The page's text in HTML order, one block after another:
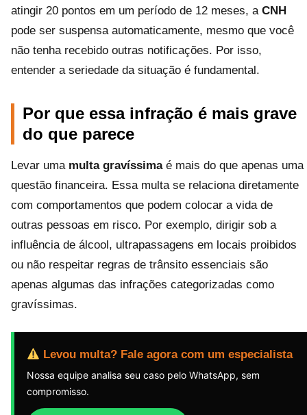
atingir 20 pontos em um período de 12 meses, a CNH
pode ser suspensa automaticamente, mesmo que você
não tenha recebido outras notificações. Por isso,
entender a seriedade da situação é fundamental.
Por que essa infração é mais grave
do que parece
Levar uma multa gravíssimaé mais do que apenas uma
questão financeira. Essa multa se relaciona diretamente
com comportamentos que podem colocar a vida de
outras pessoas em risco. Por exemplo, dirigir sob a
influência de álcool, ultrapassagens em locais proibidos
ou não respeitar regras de trânsito essenciais são
apenas algumas das infrações categorizadas como
gravíssimas.
Levou multa? Fale agora com um especialista
Nossa equipe analisa seu caso pelo WhatsApp, sem
compromisso.